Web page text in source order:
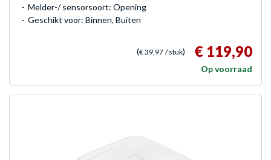
Melder-/ sensorsoort: Opening
Geschikt voor: Binnen, Buiten
(€ 39,97 / stuk) € 119,90
Op voorraad